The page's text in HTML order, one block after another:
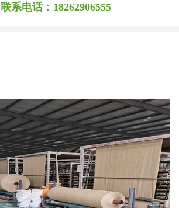
联系电话：18262906555